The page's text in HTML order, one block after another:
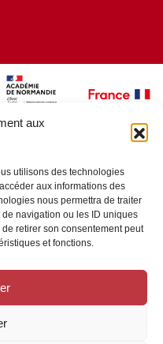
aux
utilisons des technologies
aux informations des
nous permettra de traiter
navigation ou les ID uniques
retirer son consentement peut
et fonctions.